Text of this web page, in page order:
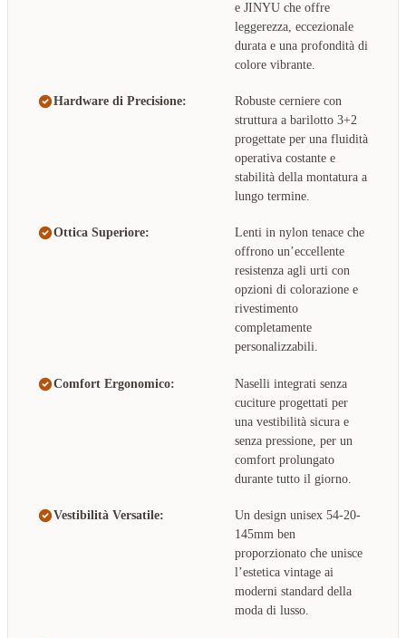
e JINYU che offre
leggerezza, eccezionale
durata e una profondità di
colore vibrante.
Hardware di Precisione:
Robuste cerniere con
struttura a barilotto 3+2
progettate per una fluidità
operativa costante e
stabilità della montatura a
lungo termine.
Ottica Superiore:
Lenti in nylon tenace che
offrono un’eccellente
resistenza agli urti con
opzioni di colorazione e
rivestimento
completamente
personalizzabili.
Comfort Ergonomico:
Naselli integrati senza
cuciture progettati per
una vestibilità sicura e
senza pressione, per un
comfort prolungato
durante tutto il giorno.
Vestibilità Versatile:
Un design unisex 54-20-
145mm ben
proporzionato che unisce
l’estetica vintage ai
moderni standard della
moda di lusso.